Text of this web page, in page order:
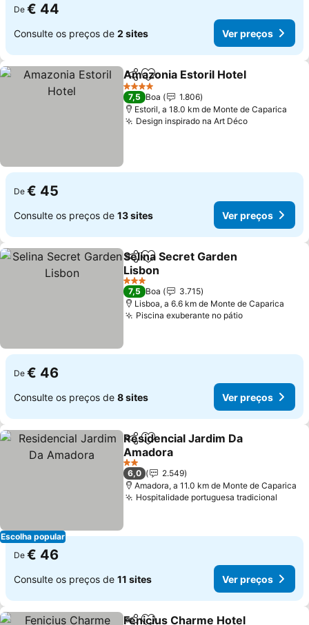
De € 44
Consulte os preços de 2 sites Ver preços
PartilharAdicionar aos favoritos
Amazonia Estoril Hotel
4 Estrelas
7,5 Boa
1.806
Estoril, a 18.0 km de Monte de Caparica
Design inspirado na Art DécoVer preços
De € 45
Consulte os preços de 13 sites Ver preços
PartilharAdicionar aos favoritos
Selina Secret Garden
Lisbon
Ver preços
3 Estrelas
7,5 Boa
3.715
Lisboa, a 6.6 km de Monte de Caparica
Piscina exuberante no pátioVer preços
De € 46
Consulte os preços de 8 sites Ver preços
Escolha popular
PartilharAdicionar aos favoritos
Residencial Jardim Da
Amadora
Ver preços
2 Estrelas
6,0
2.549
Amadora, a 11.0 km de Monte de Caparica
Hospitalidade portuguesa tradicional
De € 46
Consulte os preços de 11 sites Ver preços
Fenicius Charme Hotel